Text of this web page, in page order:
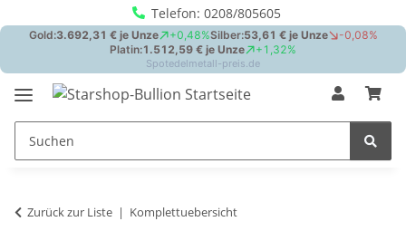
Telefon: 0208/805605
Zurück zur Liste Komplettuebersicht